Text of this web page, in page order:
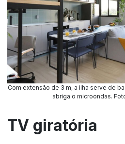
Com extensão de 3 m, a ilha serve de
abriga o microondas.
TV giratória